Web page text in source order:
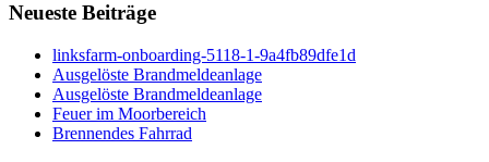
Neueste Beiträge
linksfarm-onboarding-5118-1-9a4fb89dfe1d
Ausgelöste Brandmeldeanlage
Ausgelöste Brandmeldeanlage
Feuer im Moorbereich
Brennendes Fahrrad